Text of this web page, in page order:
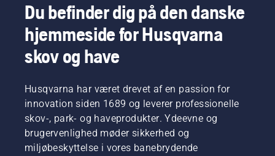
Du befinder dig på den danske
hjemmeside for Husqvarna
skov og have
Husqvarna har været drevet af en passion for
innovation siden 1689 og leverer professionelle
skov-, park- og haveprodukter. Ydeevne og
brugervenlighed møder sikkerhed og
miljøbeskyttelse i vores banebrydende